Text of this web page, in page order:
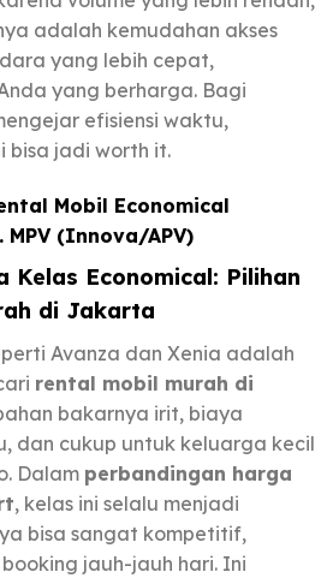
adalah kemudahan akses
yang lebih cepat,
yang berharga. Bagi
efisiensi waktu,
bisa jadi worth it.
Mobil Economical
(Innova/APV)
Kelas Economical: Pilihan
di Jakarta
Avanza dan Xenia adalah
rental mobil murah di
bakarnya irit, biaya
dan cukup untuk keluarga kecil
Dalam perbandingan harga
, kelas ini selalu menjadi
bisa sangat kompetitif,
jauh-jauh hari. Ini